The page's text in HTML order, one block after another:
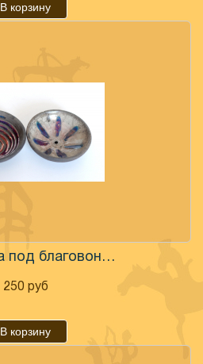
В корзину
Подставка под благовония керамика
250 руб
В корзину